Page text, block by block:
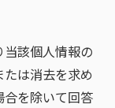
該個人情報の
は消去を求め
合を除いて回答